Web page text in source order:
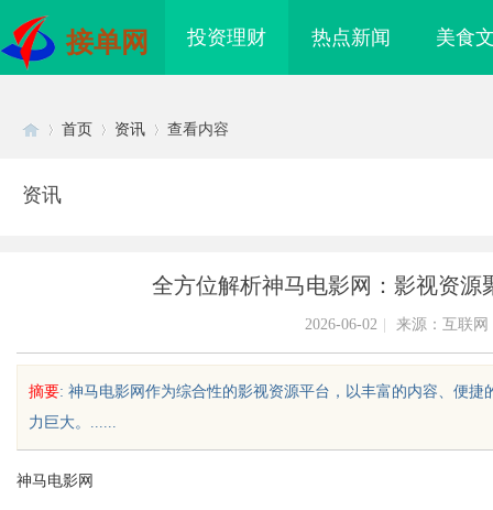
接单网 投资理财 热点新闻 美食
首页 资讯 查看内容
资讯
全方位解析神马电影网：影视资
2026-06-02 来源：互联网
摘要: 神马电影网作为综合性的影视资源平台，以丰富的内容、便
力巨大。......
神马电影网
网在现代采购管理